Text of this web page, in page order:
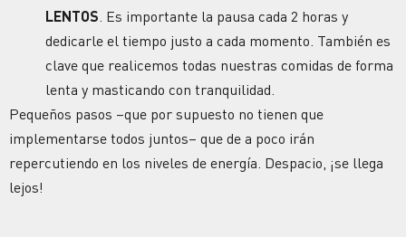
LENTOS . Es importante la pausa cada 2 horas y
dedicarle el tiempo justo a cada momento. También es
clave que realicemos todas nuestras comidas de forma
lenta y masticando con tranquilidad.
Pequeños pasos –que por supuesto no tienen que
implementarse todos juntos– que de a poco irán
repercutiendo en los niveles de energía . Despacio, ¡se llega
lejos!